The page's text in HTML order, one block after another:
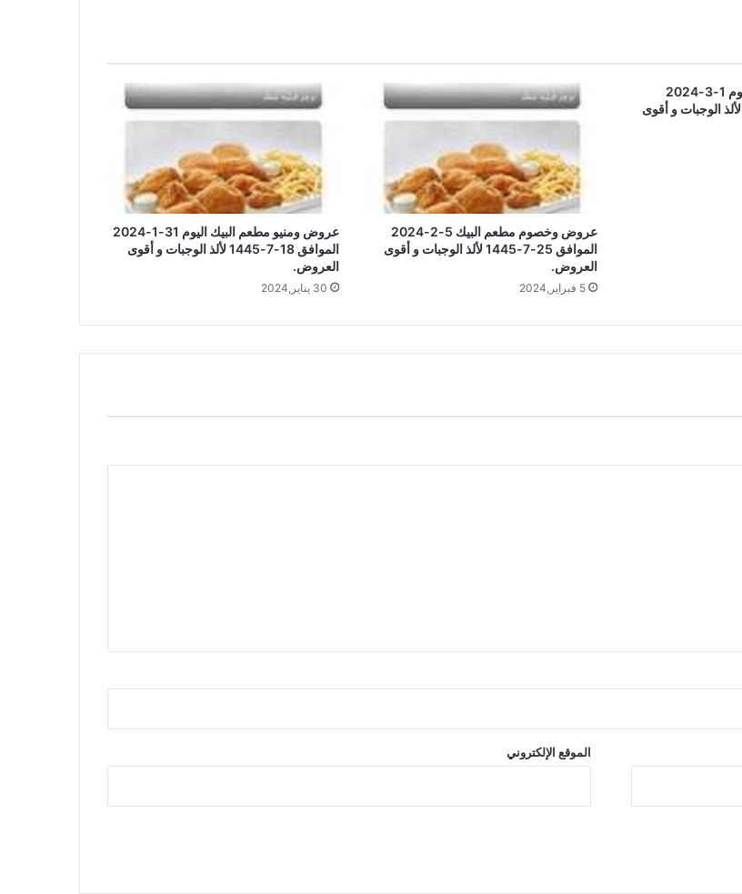
عروض مطعم البيك لليوم 1-3-2024
الموافق 30-8-1445 لألذ الوجبات و أقوى
عروض وخصوم مطعم البيك 5-2-2024
الموافق 25-7-1445 لألذ الوجبات و أقوى
العروض.
5 فبراير,2024
عروض ومنيو مطعم البيك اليوم 31-1-2024
الموافق 18-7-1445 لألذ الوجبات و أقوى
العروض.
30 يناير,2024
الموقع الإلكتروني